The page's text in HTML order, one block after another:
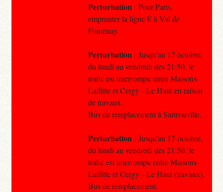
Perturbation : Pour Paris,
emprunter la ligne E à Val de
Fontenay.
Perturbation : Jusqu'au 17 octobre,
du lundi au vendredi dès 21:50, le
trafic est interrompu entre Maisons-
Laffitte et Cergy – Le Haut en raison
de travaux.
Bus de remplacement à Sartrouville.
Perturbation : Jusqu'au 17 octobre,
du lundi au vendredi dès 21:50, le
trafic est interrompu entre Maisons-
Laffitte et Cergy – Le Haut (travaux).
Bus de remplacement.